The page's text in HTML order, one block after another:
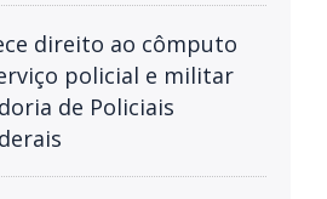
direito ao cômputo
policial e militar
de Policiais